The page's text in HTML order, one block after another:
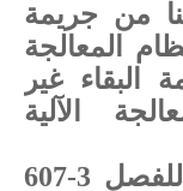
من جريمة
المعالجة
البقاء غير
الآلية
وعطفا عليه باستقرائنا للفصل 3-607